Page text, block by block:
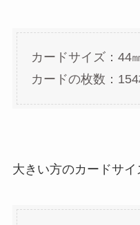
カードサイズ：44
カードの枚数：
大きい方のカードサイ